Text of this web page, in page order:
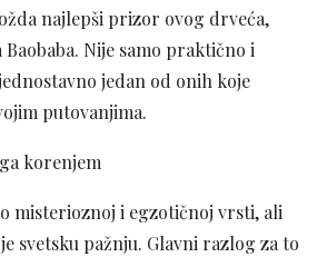
najlepši prizor ovog drveća,
Nije samo praktično i
jedan od onih koje
putovanjima.
korenjem
misterioznoj i egzotičnoj vrsti, ali
svetsku pažnju. Glavni razlog za to